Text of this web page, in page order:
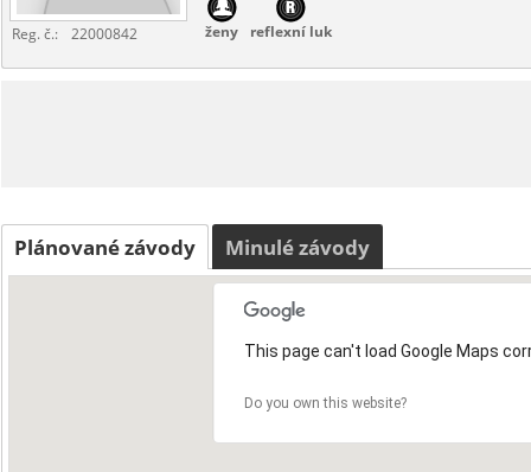
Reg. č.: 22000842 ženy reflexní luk
Plánované závody Minulé závody
This page can't load Google Maps
Do you own this website?